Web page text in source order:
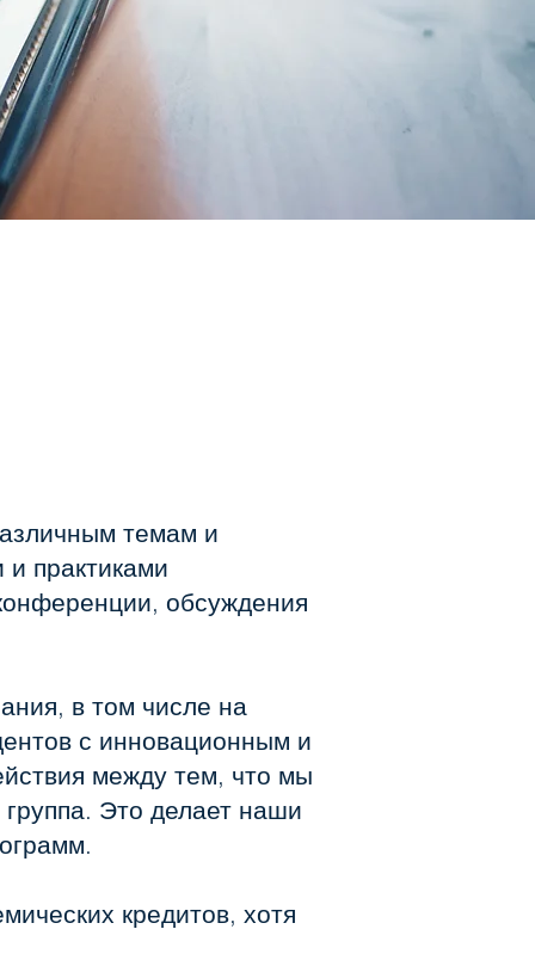
темам и
практиками
обсуждения
в том числе на
с инновационным и
между тем, что мы
Это делает наши
кредитов, хотя